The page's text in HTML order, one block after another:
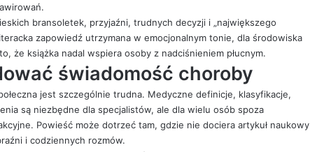
bransoletek, przyjaźni, trudnych decyzji i „największego
zapowiedź utrzymana w emocjonalnym tonie, dla środowiska
że książka nadal wspiera osoby z nadciśnieniem płucnym.
świadomość choroby
jest szczególnie trudna. Medyczne definicje, klasyfikacje,
są niezbędne dla specjalistów, ale dla wielu osób spoza
Powieść może dotrzeć tam, gdzie nie dociera artykuł naukowy
i codziennych rozmów.